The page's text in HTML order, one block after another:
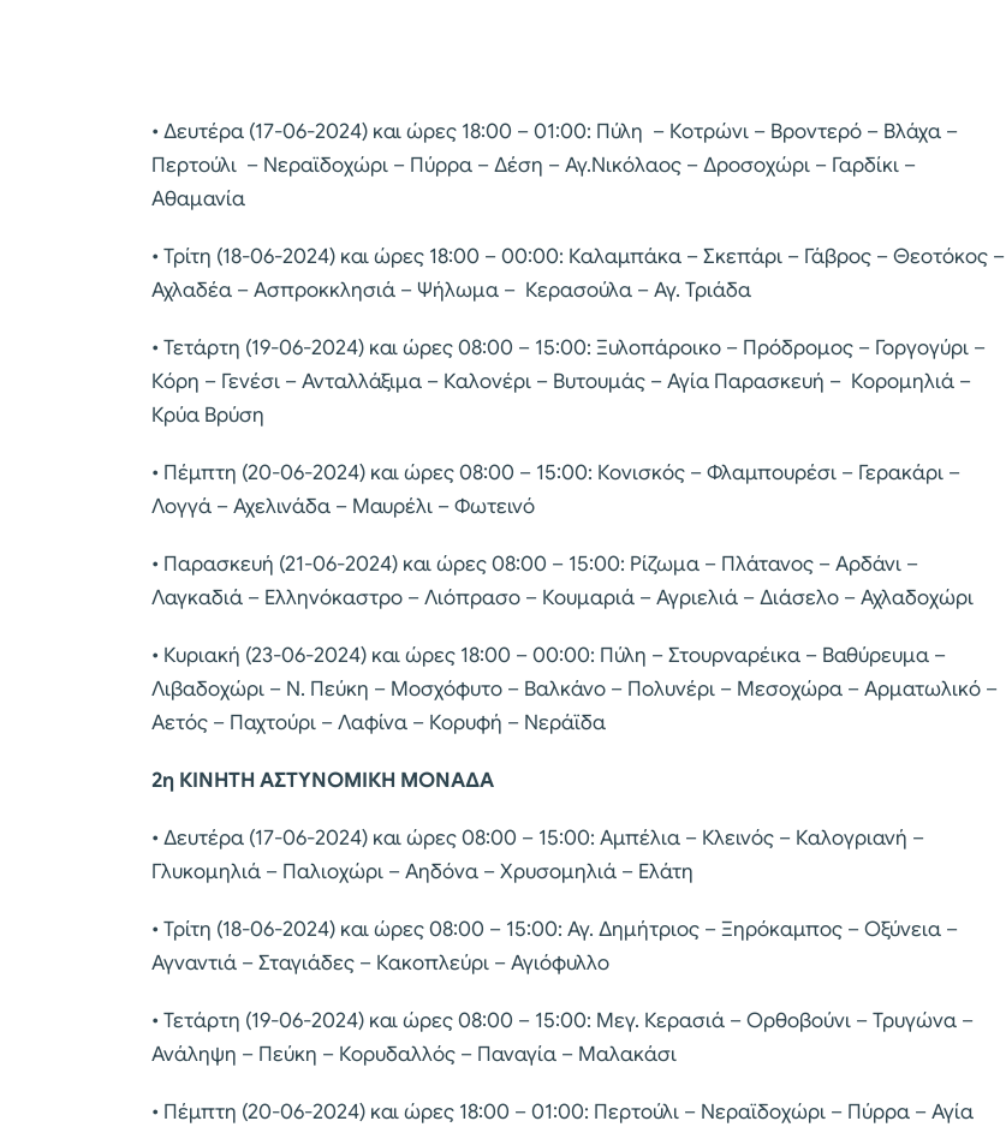
• Δευτέρα (17-06-2024) και ώρες 18:00 – 01:00: Πύλη – Κοτρώνι – Βροντερό – Βλάχα –
Περτούλι – Νεραϊδοχώρι – Πύρρα – Δέση – Αγ.Νικόλαος – Δροσοχώρι – Γαρδίκι –
Αθαμανία
• Τρίτη (18-06-2024) και ώρες 18:00 – 00:00: Καλαμπάκα – Σκεπάρι – Γάβρος – Θεοτόκος –
Αχλαδέα – Ασπροκκλησιά – Ψήλωμα – Κερασούλα – Αγ. Τριάδα
• Τετάρτη (19-06-2024) και ώρες 08:00 – 15:00: Ξυλοπάροικο – Πρόδρομος – Γοργογύρι –
Κόρη – Γενέσι – Ανταλλάξιμα – Καλονέρι – Βυτουμάς – Αγία Παρασκευή – Κορομηλιά –
Κρύα Βρύση
• Πέμπτη (20-06-2024) και ώρες 08:00 – 15:00: Κονισκός – Φλαμπουρέσι – Γερακάρι –
Λογγά – Αχελινάδα – Μαυρέλι – Φωτεινό
• Παρασκευή (21-06-2024) και ώρες 08:00 – 15:00: Ρίζωμα – Πλάτανος – Αρδάνι –
Λαγκαδιά – Ελληνόκαστρο – Λιόπρασο – Κουμαριά – Αγριελιά – Διάσελο – Αχλαδοχώρι
• Κυριακή (23-06-2024) και ώρες 18:00 – 00:00: Πύλη – Στουρναρέικα – Βαθύρευμα –
Λιβαδοχώρι – Ν. Πεύκη – Μοσχόφυτο – Βαλκάνο – Πολυνέρι – Μεσοχώρα – Αρματωλικό –
Αετός – Παχτούρι – Λαφίνα – Κορυφή – Νεράϊδα
2η ΚΙΝΗΤΗ ΑΣΤΥΝΟΜΙΚΗ ΜΟΝΑΔΑ
• Δευτέρα (17-06-2024) και ώρες 08:00 – 15:00: Αμπέλια – Κλεινός – Καλογριανή –
Γλυκομηλιά – Παλιοχώρι – Αηδόνα – Χρυσομηλιά – Ελάτη
• Τρίτη (18-06-2024) και ώρες 08:00 – 15:00: Αγ. Δημήτριος – Ξηρόκαμπος – Οξύνεια –
Αγναντιά – Σταγιάδες – Κακοπλεύρι – Αγιόφυλλο
• Τετάρτη (19-06-2024) και ώρες 08:00 – 15:00: Μεγ. Κερασιά – Ορθοβούνι – Τρυγώνα –
Ανάληψη – Πεύκη – Κορυδαλλός – Παναγία – Μαλακάσι
• Πέμπτη (20-06-2024) και ώρες 18:00 – 01:00: Περτούλι – Νεραϊδοχώρι – Πύρρα – Αγία